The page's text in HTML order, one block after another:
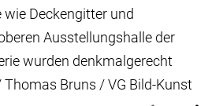
wie Deckengitter und
Ausstellungshalle der
wurden denkmalgerecht
Bruns / VG Bild-Kunst